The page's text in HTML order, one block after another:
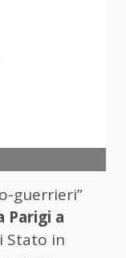
guerrieri”
Parigi a
Stato in